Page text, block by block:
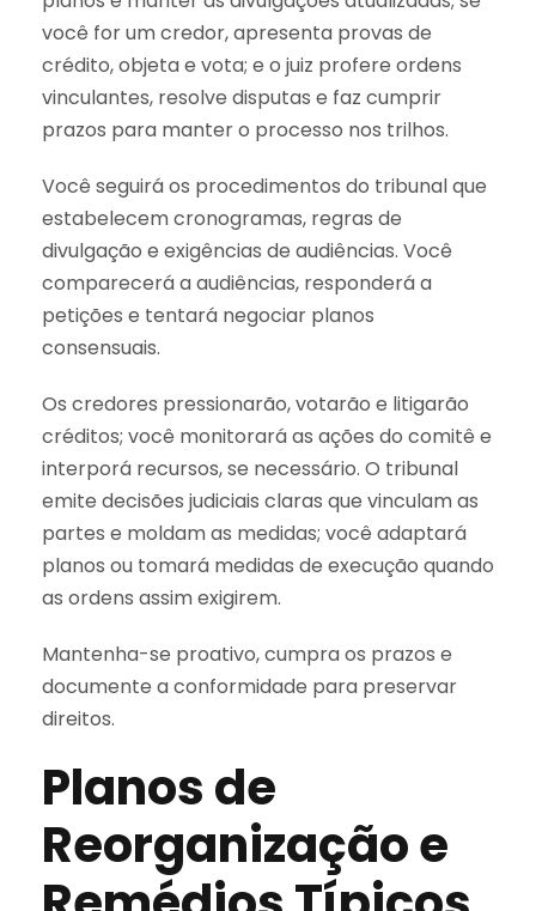
você for um credor, apresenta provas de
crédito, objeta e vota; e o juiz profere ordens
vinculantes, resolve disputas e faz cumprir
prazos para manter o processo nos trilhos.
Você seguirá os procedimentos do tribunal que
estabelecem cronogramas, regras de
divulgação e exigências de audiências. Você
comparecerá a audiências, responderá a
petições e tentará negociar planos
consensuais.
Os credores pressionarão, votarão e litigarão
créditos; você monitorará as ações do comitê e
interporá recursos, se necessário. O tribunal
emite decisões judiciais claras que vinculam as
partes e moldam as medidas; você adaptará
planos ou tomará medidas de execução quando
as ordens assim exigirem.
Mantenha-se proativo, cumpra os prazos e
documente a conformidade para preservar
direitos.
Planos de
Reorganização e